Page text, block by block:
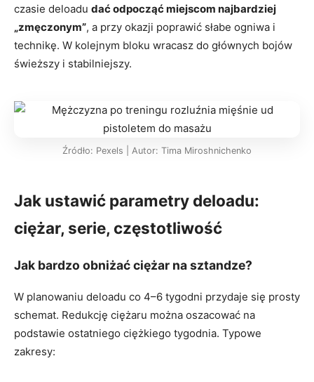
czasie deloadu dać odpocząć miejscom najbardziej
„zmęczonym”, a przy okazji poprawić słabe ogniwa i
technikę. W kolejnym bloku wracasz do głównych bojów
świeższy i stabilniejszy.
Źródło: Pexels | Autor: Tima Miroshnichenko
Jak ustawić parametry deloadu:
ciężar, serie, częstotliwość
Jak bardzo obniżać ciężar na sztandze?
W planowaniu deloadu co 4–6 tygodni przydaje się prosty
schemat. Redukcję ciężaru można oszacować na
podstawie ostatniego ciężkiego tygodnia. Typowe
zakresy: